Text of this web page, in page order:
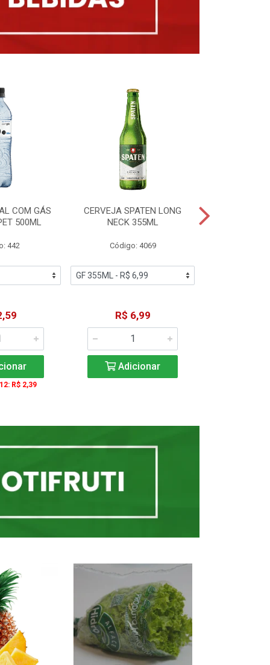
COM GÁS
500ML
442
R$ 2,39
CERVEJA SPATEN LONG
NECK 355ML
Código: 4069
R$ 6,99
Adicionar